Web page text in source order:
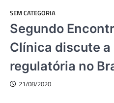
SEM CATEGORIA
Segundo
Clínica discute a
regulatória no
21/08/2020